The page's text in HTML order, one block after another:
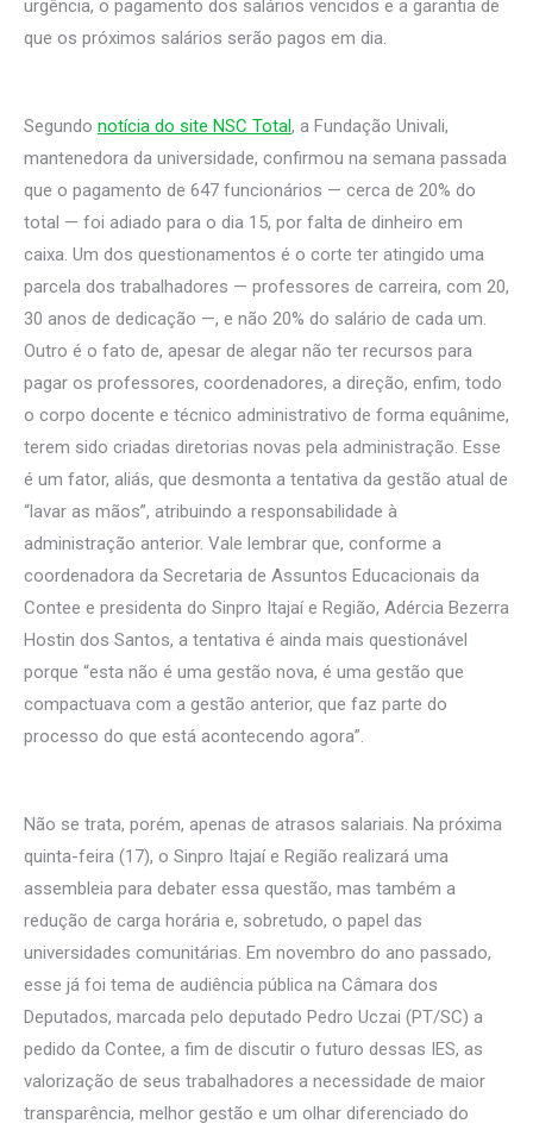
urgência, o pagamento dos salários vencidos e a garantia de
que os próximos salários serão pagos em dia.
Segundo notícia do site NSC Total, a Fundação Univali,
mantenedora da universidade, confirmou na semana passada
que o pagamento de 647 funcionários — cerca de 20% do
total — foi adiado para o dia 15, por falta de dinheiro em
caixa. Um dos questionamentos é o corte ter atingido uma
parcela dos trabalhadores — professores de carreira, com 20,
30 anos de dedicação —, e não 20% do salário de cada um.
Outro é o fato de, apesar de alegar não ter recursos para
pagar os professores, coordenadores, a direção, enfim, todo
o corpo docente e técnico administrativo de forma equânime,
terem sido criadas diretorias novas pela administração. Esse
é um fator, aliás, que desmonta a tentativa da gestão atual de
“lavar as mãos”, atribuindo a responsabilidade à
administração anterior. Vale lembrar que, conforme a
coordenadora da Secretaria de Assuntos Educacionais da
Contee e presidenta do Sinpro Itajaí e Região, Adércia Bezerra
Hostin dos Santos, a tentativa é ainda mais questionável
porque “esta não é uma gestão nova, é uma gestão que
compactuava com a gestão anterior, que faz parte do
processo do que está acontecendo agora”.
Não se trata, porém, apenas de atrasos salariais. Na próxima
quinta-feira (17), o Sinpro Itajaí e Região realizará uma
assembleia para debater essa questão, mas também a
redução de carga horária e, sobretudo, o papel das
universidades comunitárias. Em novembro do ano passado,
esse já foi tema de audiência pública na Câmara dos
Deputados, marcada pelo deputado Pedro Uczai (PT/SC) a
pedido da Contee, a fim de discutir o futuro dessas IES, as
valorização de seus trabalhadores a necessidade de maior
transparência, melhor gestão e um olhar diferenciado do